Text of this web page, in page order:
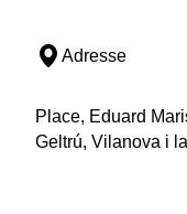
Adresse
Place, Eduard
Geltrú, Vilanova i